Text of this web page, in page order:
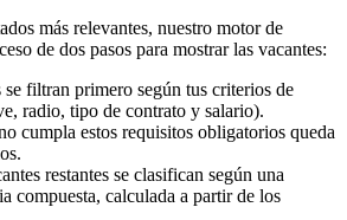
más relevantes, nuestro motor de
de dos pasos para mostrar las vacantes:
filtran primero según tus criterios de
radio, tipo de contrato y salario).
cumpla estos requisitos obligatorios queda
restantes se clasifican según una
compuesta, calculada a partir de los